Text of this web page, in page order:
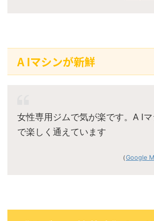
A Iマシンが新鮮
女性専用ジムで気が楽です。A I
で楽しく通えています
（Google